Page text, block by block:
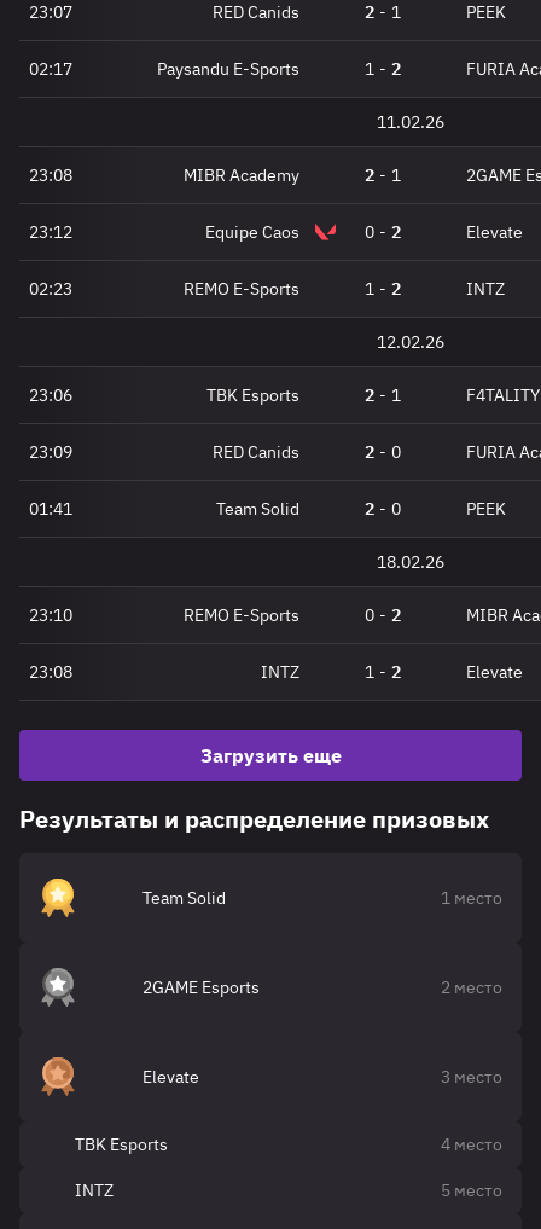
23:07 RED Canids 2 - 1 PEEK
02:17 Paysandu E-Sports 1 - 2 FURIA
11.02.26
23:08 MIBR Academy 2 - 1 2GAME
23:12 Equipe Caos 0 - 2 Elevate
02:23 REMO E-Sports 1 - 2 INTZ
12.02.26
23:06 TBK Esports 2 - 1 F4TALITY
23:09 RED Canids 2 - 0 FURIA
01:41 Team Solid 2 - 0 PEEK
18.02.26
23:10 REMO E-Sports 0 - 2 MIBR
23:08 INTZ 1 - 2 Elevate
Загрузить еще
Результаты и распределение призовых
Team Solid 1 место
2GAME Esports 2 место
Elevate 3 место
TBK Esports 4 место
INTZ 5 место